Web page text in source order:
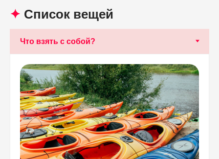
✦ Список вещей